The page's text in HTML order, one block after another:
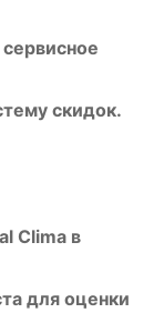
скидок.
Clima в
для оценки